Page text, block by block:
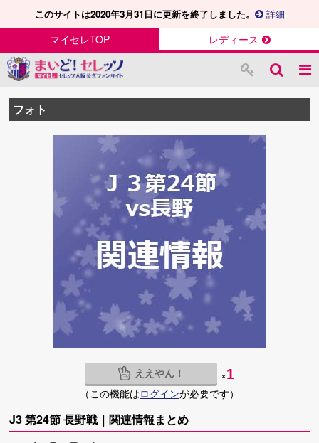
このサイトは2020年3月31日に更新を終了しました。 詳細
マイセレTOP レディース
フォト
ええやん！ ×1
（この機能はログインが必要です）
J3 第24節 長野戦｜関連情報まとめ